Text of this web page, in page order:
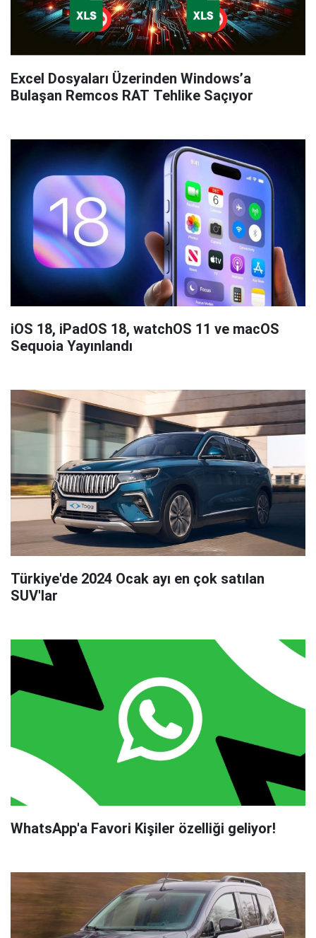
Excel Dosyaları Üzerinden Windows’a
Bulaşan Remcos RAT Tehlike Saçıyor
iOS 18, iPadOS 18, watchOS 11 ve macOS
Sequoia Yayınlandı
Türkiye'de 2024 Ocak ayı en çok satılan
SUV'lar
WhatsApp'a Favori Kişiler özelliği geliyor!